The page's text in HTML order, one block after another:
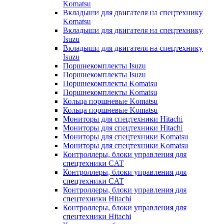
Komatsu
Вкладыши для двигателя на спецтехнику
Komatsu
Вкладыши для двигателя на спецтехнику
Isuzu
Вкладыши для двигателя на спецтехнику
Isuzu
Поршнекомплекты Isuzu
Поршнекомплекты Isuzu
Поршнекомплекты Komatsu
Поршнекомплекты Komatsu
Кольца поршневые Komatsu
Кольца поршневые Komatsu
Мониторы для спецтехники Hitachi
Мониторы для спецтехники Hitachi
Мониторы для спецтехники Komatsu
Мониторы для спецтехники Komatsu
Контроллеры, блоки управления для
спецтехники CAT
Контроллеры, блоки управления для
спецтехники CAT
Контроллеры, блоки управления для
спецтехники Hitachi
Контроллеры, блоки управления для
спецтехники Hitachi